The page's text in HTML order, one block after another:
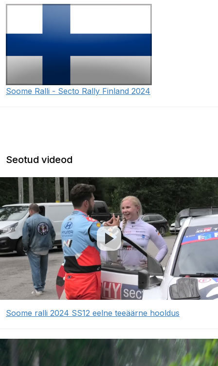
Soome Ralli - Secto Rally Finland 2024
Seotud videod
Soome ralli 2024 SS12 eelne teeäärne hooldus